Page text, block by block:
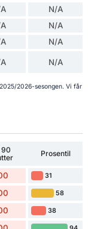
N/A
N/A
N/A
N/A
2026-sesongen. Vi får
90
Prosentil
31
58
38